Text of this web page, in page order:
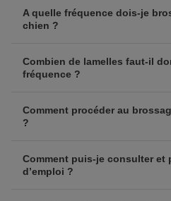
A quelle fréquence dois-je
chien ?
Combien de lamelles faut-il
fréquence ?
Comment procéder au
?
Comment puis-je consulter et
d’emploi ?